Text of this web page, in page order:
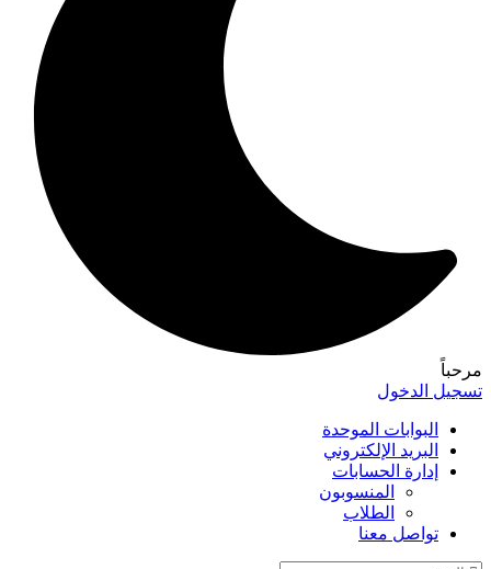
مرحباً
تسجيل الدخول
البوابات الموحدة
البريد الإلكتروني
إدارة الحسابات
المنسوبون
الطلاب
تواصل معنا